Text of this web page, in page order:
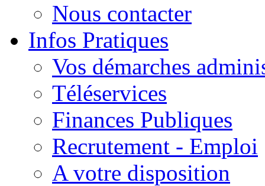
Nous contacter
Infos Pratiques
Vos démarches
Téléservices
Finances Publiques
Recrutement - Emploi
A votre disposition